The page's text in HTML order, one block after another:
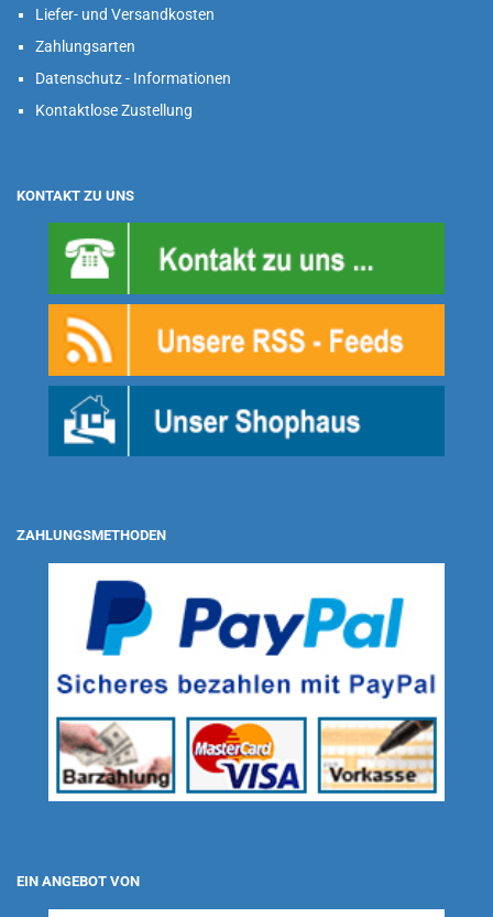
Liefer- und Versandkosten
Zahlungsarten
Datenschutz - Informationen
Kontaktlose Zustellung
KONTAKT ZU UNS
ZAHLUNGSMETHODEN
EIN ANGEBOT VON